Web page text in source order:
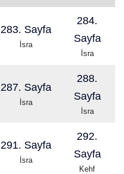
283. Sayfa
İsra
284.
Sayfa
İsra
287. Sayfa
İsra
288.
Sayfa
İsra
291. Sayfa
İsra
292.
Sayfa
Kehf